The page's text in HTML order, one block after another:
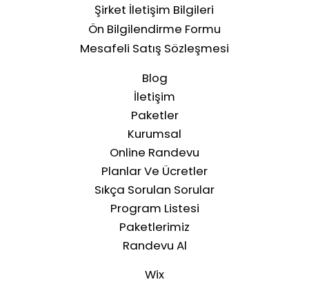
Şirket İletişim Bilgileri
Ön Bilgilendirme Formu
Mesafeli Satış Sözleşmesi
Blog
İletişim
Paketler
Kurumsal
Online Randevu
Planlar Ve Ücretler
Sıkça Sorulan Sorular
Program Listesi
Paketlerimiz
Randevu Al
Wix